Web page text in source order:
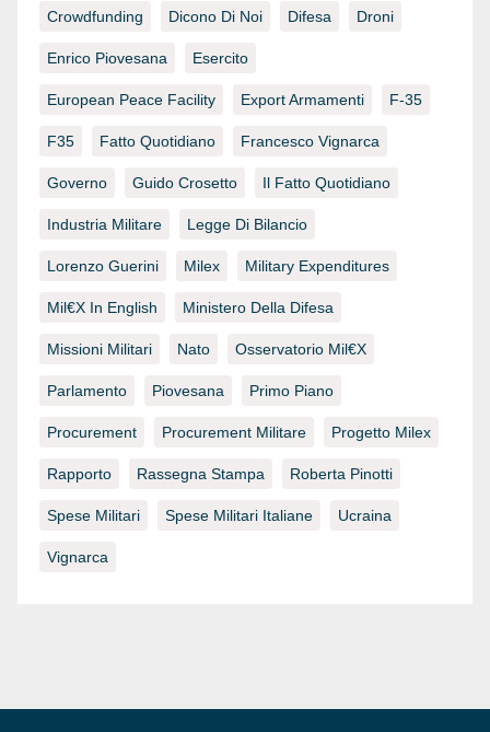
Crowdfunding Dicono Di Noi Difesa Droni
Enrico Piovesana Esercito
European Peace Facility Export Armamenti F-35
F35 Fatto Quotidiano Francesco Vignarca
Governo Guido Crosetto Il Fatto Quotidiano
Industria Militare Legge Di Bilancio
Lorenzo Guerini Milex Military Expenditures
Mil€x In English Ministero Della Difesa
Missioni Militari Nato Osservatorio Mil€x
Parlamento Piovesana Primo Piano
Procurement Procurement Militare Progetto Milex
Rapporto Rassegna Stampa Roberta Pinotti
Spese Militari Spese Militari Italiane Ucraina
Vignarca